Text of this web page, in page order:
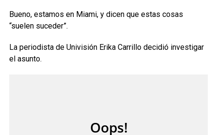
Bueno, estamos en Miami, y dicen que estas cosas
“suelen suceder”.
La periodista de Univisión Erika Carrillo decidió investigar
el asunto.